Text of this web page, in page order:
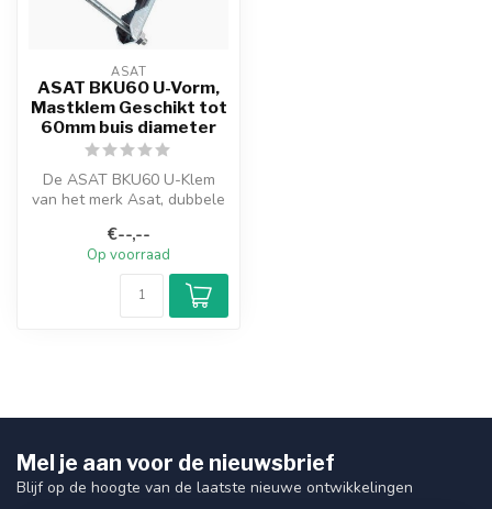
ASAT
ASAT BKU60 U-Vorm,
Mastklem Geschikt tot
60mm buis diameter
De ASAT BKU60 U-Klem
van het merk Asat, dubbele
van s...
€--,--
Op voorraad
Mel je aan voor de nieuwsbrief
Blijf op de hoogte van de laatste nieuwe ontwikkelingen